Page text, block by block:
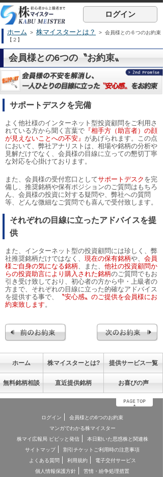
ログイン
ホーム > 株マイスターとは？
> 会員様との６つのお約束
【２】
会員様との6つの〝お約束〟
サポートデスクを完備
よく他社様のインターネット型投資顧問をご利用さ
れている方から聞く言葉で 『相手方（助言者）の顔
が見えないことへの不安』 があげられます。この点
において、弊社アナリストは、相場や銘柄の分析や
見解だけでなく、会員様の目線に立っての懇切丁寧
な対応を心掛けております。
また、会員様の受付窓口としてサポートデスク を完
備し、推奨銘柄や保有ポジションのご質問はもちろ
ん、会員様の投資に対する疑問や、弊社への質問
等、どんな微細なご質問でも喜んで受付致します。
それぞれの目線に立ったアドバイスを提
供
また、インターネット型の投資顧問には珍しく、弊
社推奨銘柄だけではなく、 現在の保有銘柄や、 会員
様ご自身の気になる銘柄 、また、 他社の投資顧問か
らの投資助言により購入された銘柄のご質問でもお
引き受け致しており、初心者の方から中・上級者の
方まで、それぞれの目線に立った的確なアドバイス
を提供する事で、
〝安心感〟のご提供を会員様にお
約束致します 。
ホーム 株マイスターとは? 提供サービス一覧
無料銘柄相談 直近提供銘柄 お喜びの声
ログイン
会員様との6つのお約束
マンガでわかる株マイスター
株マイ広報局 ビビッと発信
本日動いた思惑株と関連株
サイトマップ
割引チケットご利用時の注意事項
よくある質問
利用規約
電子交付サービス
個人情報保護方針
苦情・紛争処理措置